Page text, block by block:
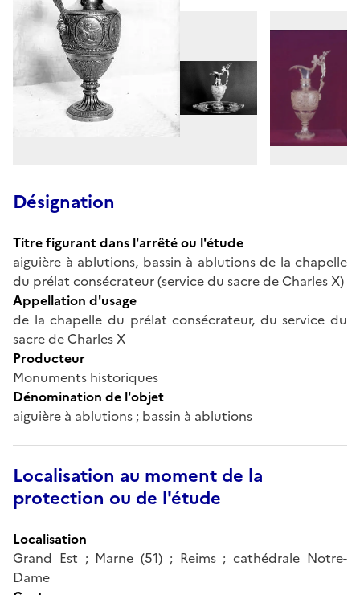
Désignation
Titre figurant dans l'arrêté ou l'étude
aiguière à ablutions, bassin à ablutions de la chapelle
du prélat consécrateur (service du sacre de Charles X)
Appellation d'usage
de la chapelle du prélat consécrateur, du service du
sacre de Charles X
Producteur
Monuments historiques
Dénomination de l'objet
aiguière à ablutions ; bassin à ablutions
Localisation au moment de la
protection ou de l'étude
Localisation
Grand Est ; Marne (51) ; Reims ; cathédrale Notre-
Dame